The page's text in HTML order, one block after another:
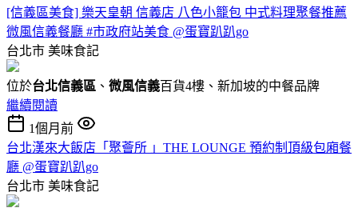
[信義區美食] 樂天皇朝 信義店 八色小籠包 中式料理聚餐推薦
微風信義餐廳 #市政府站美食 @蛋寶趴趴go
台北市 美味食記
位於台北信義區 、 微風信義百貨4樓、新加坡的中餐品牌
繼續閱讀
1個月前
台北漢來大飯店「聚薈所 」THE LOUNGE 預約制頂級包廂餐
廳 @蛋寶趴趴go
台北市 美味食記